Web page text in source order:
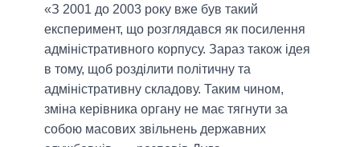
«З 2001 до 2003 року вже був такий
експеримент, що розглядався як посилення
адміністративного корпусу. Зараз також ідея
в тому, щоб розділити політичну та
адміністративну складову. Таким чином,
зміна керівника органу не має тягнути за
собою масових звільнень державних